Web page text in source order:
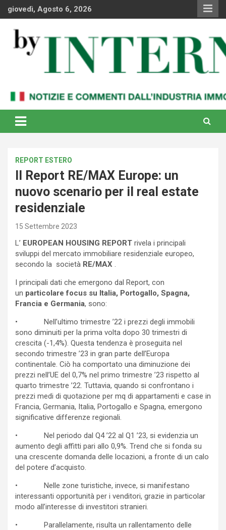
Skipgiovedì, Agosto 6, 2026
By Internews
internazionale
REPORT ESTERO
Il Report RE/MAX Europe: un
nuovo scenario per il real estate
residenziale
15 Settembre 2023
L’ EUROPEAN HOUSING REPORT rivela i principali
sviluppi del mercato immobiliare residenziale europeo,
secondo la società RE/MAX .
I principali dati che emergono dal Report, con
un particolare focus su Italia, Portogallo, Spagna,
Francia e Germania, sono:
• Nell’ultimo trimestre ’22 i prezzi degli immobili
sono diminuiti per la prima volta dopo 30 trimestri di
crescita (-1,4%). Questa tendenza è proseguita nel
secondo trimestre ’23 in gran parte dell’Europa
continentale. Ciò ha comportato una diminuzione dei
prezzi nell’UE del 0,7% nel primo trimestre ’23 rispetto al
quarto trimestre ’22. Tuttavia, quando si confrontano i
prezzi medi di quotazione per mq di appartamenti e case in
Francia, Germania, Italia, Portogallo e Spagna, emergono
significative differenze regionali.
• Nel periodo dal Q4 ’22 al Q1 ’23, si evidenzia un
aumento degli affitti pari allo 0,9%. Trend che si fonda su
una crescente domanda delle locazioni, a fronte di un calo
del potere d’acquisto.
• Nelle zone turistiche, invece, si manifestano
interessanti opportunità per i venditori, grazie in particolar
modo all’interesse di investitori stranieri.
• Parallelamente, risulta un rallentamento delle